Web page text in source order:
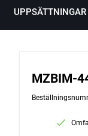
UPPSÄTTNINGAR
MZBIM-